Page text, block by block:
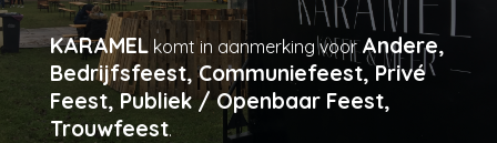
KARAMEL komt in aanmerking voorAndere,
Bedrijfsfeest, Communiefeest, Privé
Feest, Publiek / Openbaar Feest,
Trouwfeest.